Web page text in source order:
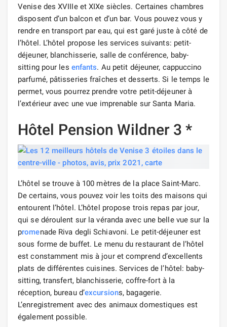
Venise des XVIIIe et XIXe siècles. Certaines chambres
disposent d’un balcon et d’un bar. Vous pouvez vous y
rendre en transport par eau, qui est garé juste à côté de
l’hôtel. L’hôtel propose les services suivants: petit-
déjeuner, blanchisserie, salle de conférence, baby-
sitting pour les enfants. Au petit déjeuner, cappuccino
parfumé, pâtisseries fraîches et desserts. Si le temps le
permet, vous pourrez prendre votre petit-déjeuner à
l’extérieur avec une vue imprenable sur Santa Maria.
Hôtel Pension Wildner 3 *
L’hôtel se trouve à 100 mètres de la place Saint-Marc.
De certains, vous pouvez voir les toits des maisons qui
entourent l’hôtel. L’hôtel propose trois repas par jour,
qui se déroulent sur la véranda avec une belle vue sur la
promenade Riva degli Schiavoni. Le petit-déjeuner est
sous forme de buffet. Le menu du restaurant de l’hôtel
est constamment mis à jour et comprend d’excellents
plats de différentes cuisines. Services de l’hôtel: baby-
sitting, transfert, blanchisserie, coffre-fort à la
réception, bureau d’excursions, bagagerie.
L’enregistrement avec des animaux domestiques est
également possible.